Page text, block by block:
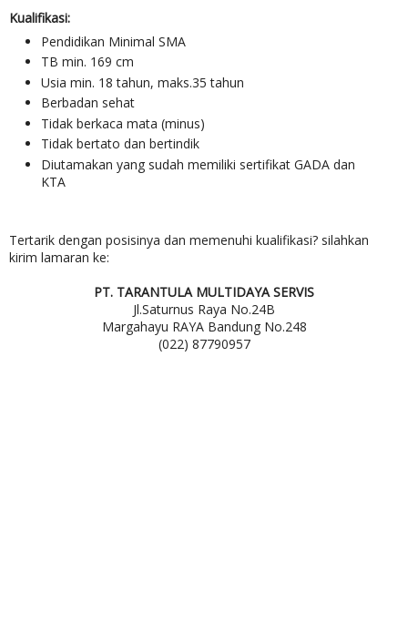
Kualifikasi:
Pendidikan Minimal SMA
TB min. 169 cm
Usia min. 18 tahun, maks.35 tahun
Berbadan sehat
Tidak berkaca mata (minus)
Tidak bertato dan bertindik
Diutamakan yang sudah memiliki sertifikat GADA dan
KTA
Tertarik dengan posisinya dan memenuhi kualifikasi? silahkan
kirim lamaran ke:
PT. TARANTULA MULTIDAYA SERVIS
Jl.Saturnus Raya No.24B
Margahayu RAYA Bandung No.248
(022) 87790957